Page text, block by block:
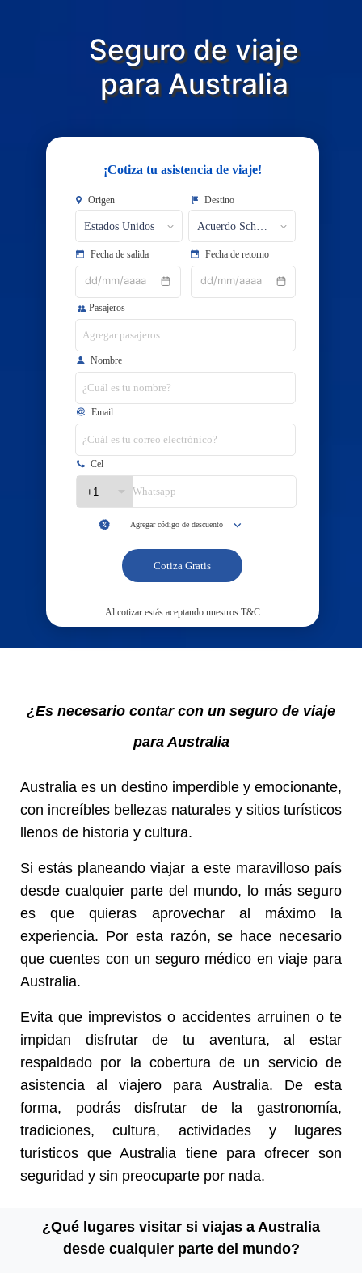
Seguro de viaje
​​​​​​​para Australia
¿Es necesario contar con un seguro de viaje
para Australia
Australia es un destino imperdible y emocionante,
con increíbles bellezas naturales y sitios turísticos
llenos de historia y cultura.
Si estás planeando viajar a este maravilloso país
desde cualquier parte del mundo, lo más seguro
es que quieras aprovechar al máximo la
experiencia. Por esta razón, se hace necesario
que cuentes con un seguro médico en viaje para
Australia.
Evita que imprevistos o accidentes arruinen o te
impidan disfrutar de tu aventura, al estar
respaldado por la cobertura de un servicio de
asistencia al viajero para Australia. De esta
forma, podrás disfrutar de la gastronomía,
tradiciones, cultura, actividades y lugares
turísticos que Australia tiene para ofrecer son
seguridad y sin preocuparte por nada.
¿Qué lugares visitar si viajas a Australia
desde cualquier parte del mundo?